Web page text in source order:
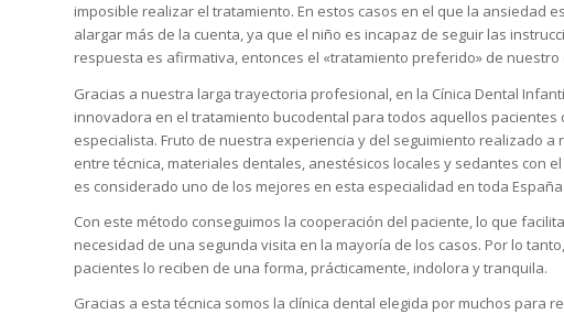
imposible realizar el tratamiento. En estos casos en el que la ansiedad
alargar más de la cuenta, ya que el niño es incapaz de seguir las
respuesta es afirmativa, entonces el «tratamiento preferido» de
Gracias a nuestra larga trayectoria profesional, en la Cínica Dental
innovadora en el tratamiento bucodental para todos aquellos
especialista. Fruto de nuestra experiencia y del seguimiento realizado
entre técnica, materiales dentales, anestésicos locales y sedantes con
es considerado uno de los mejores en esta especialidad en toda España.
Con este método conseguimos la cooperación del paciente, lo que
necesidad de una segunda visita en la mayoría de los casos. Por lo
pacientes lo reciben de una forma, prácticamente, indolora y tranquila.
Gracias a esta técnica somos la clínica dental elegida por muchos para